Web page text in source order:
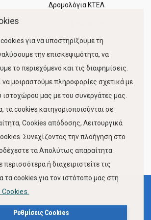
Δρομολόγια ΚΤΕΛ
Κίνηση Λιμένος
Προστασίας Προσωπικών Δεδομένων
για να υποστηρίξουμε τη
την επισκεψιμότητα, να
το περιεχόμενο και τις διαφημίσεις.
να μοιραστούμε πληροφορίες σχετικά με
μας με του συνεργάτες μας.
τα cookies κατηγοριοποιούνται σε
Cookies απόδοσης, Λειτουργικά
Συνεχίζοντας την πλοήγηση στο
τα Απολύτως απαραίτητα
ή διαχειριστείτε τις
τα cookies για τον ιστότοπο μας στη
Cookies.
Ρυθμίσεις Cookies